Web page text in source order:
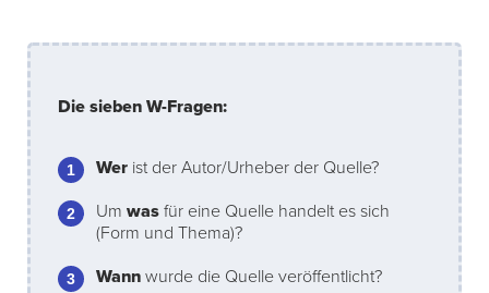
Die sieben W-Fragen:
Wer ist der Autor/Urheber der Quelle?
Um was für eine Quelle handelt es sich
(Form und Thema)?
Wann wurde die Quelle veröffentlicht?